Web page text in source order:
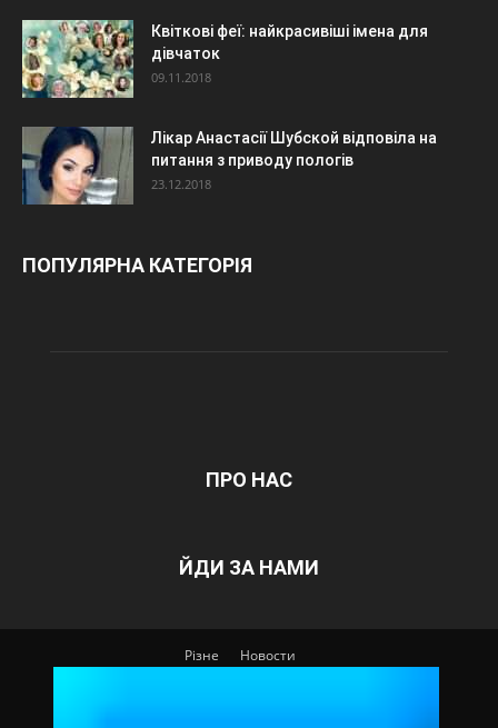
Квіткові феї: найкрасивіші імена для
дівчаток
09.11.2018
Лікар Анастасії Шубской відповіла на
питання з приводу пологів
23.12.2018
ПОПУЛЯРНА КАТЕГОРІЯ
ПРО НАС
ЙДИ ЗА НАМИ
Різне Новости